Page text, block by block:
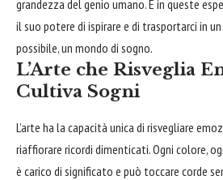
grandezza del genio umano. È in queste
il suo potere di ispirare e di trasportarci in
possibile, un mondo di sogno.
L’Arte che Risveglia
Cultiva Sogni
L’arte ha la capacità unica di risvegliare
riaffiorare ricordi dimenticati. Ogni colore,
è carico di significato e può toccare corde